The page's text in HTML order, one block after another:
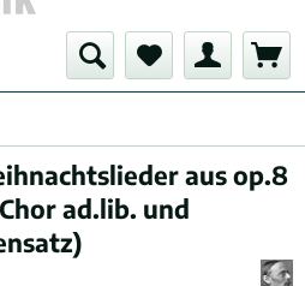
aus op.8
ad.lib. und